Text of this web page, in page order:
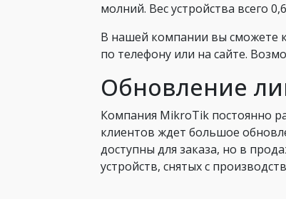
молний. Вес устройства всего
В нашей компании вы сможете
по телефону или на сайте.
Обновление
Компания MikroTik постоянно
клиентов ждет большое
доступны для заказа, но в
устройств, снятых с